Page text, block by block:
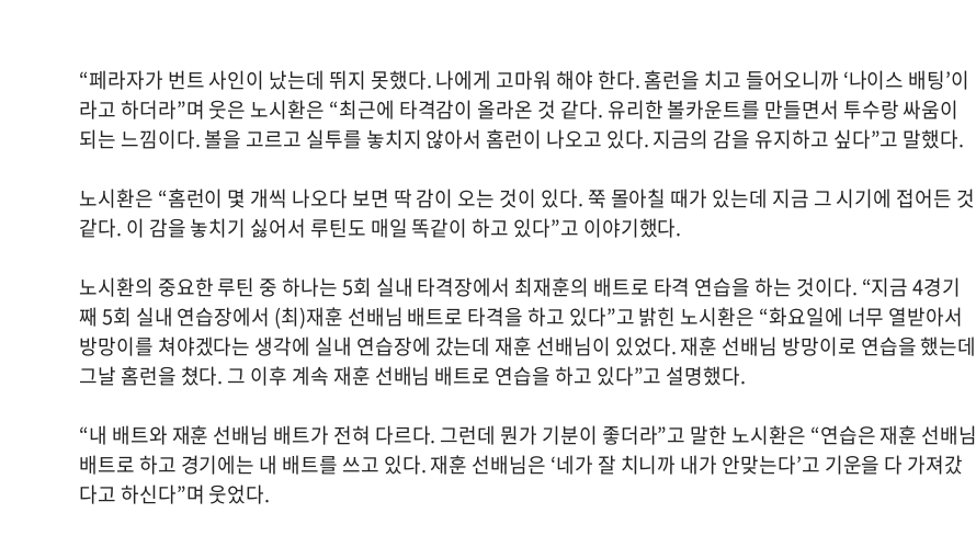
“페라자가 번트 사인이 났는데 뛰지 못했다. 나에게 고마워 해야 한다. 홈런을 치고 들어오니까 ‘나이스 배팅’이
라고 하더라”며 웃은 노시환은 “최근에 타격감이 올라온 것 같다. 유리한 볼카운트를 만들면서 투수랑 싸움이
되는 느낌이다. 볼을 고르고 실투를 놓치지 않아서 홈런이 나오고 있다. 지금의 감을 유지하고 싶다”고 말했다.
노시환은 “홈런이 몇 개씩 나오다 보면 딱 감이 오는 것이 있다. 쭉 몰아칠 때가 있는데 지금 그 시기에 접어든 것
같다. 이 감을 놓치기 싫어서 루틴도 매일 똑같이 하고 있다”고 이야기했다.
노시환의 중요한 루틴 중 하나는 5회 실내 타격장에서 최재훈의 배트로 타격 연습을 하는 것이다. “지금 4경기
째 5회 실내 연습장에서 (최)재훈 선배님 배트로 타격을 하고 있다”고 밝힌 노시환은 “화요일에 너무 열받아서
방망이를 쳐야겠다는 생각에 실내 연습장에 갔는데 재훈 선배님이 있었다. 재훈 선배님 방망이로 연습을 했는데
그날 홈런을 쳤다. 그 이후 계속 재훈 선배님 배트로 연습을 하고 있다”고 설명했다.
“내 배트와 재훈 선배님 배트가 전혀 다르다. 그런데 뭔가 기분이 좋더라”고 말한 노시환은 “연습은 재훈 선배님
배트로 하고 경기에는 내 배트를 쓰고 있다. 재훈 선배님은 ‘네가 잘 치니까 내가 안맞는다’고 기운을 다 가져갔
다고 하신다”며 웃었다.